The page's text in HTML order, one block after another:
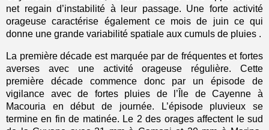
net regain d’instabilité à leur passage. Une forte activité
orageuse caractérise également ce mois de juin ce qui
donne une grande variabilité spatiale aux cumuls de pluies .
La première décade est marquée par de fréquentes et fortes
averses avec une activité orageuse régulière. Cette
première décade commence donc par un épisode de
vigilance avec de fortes pluies de l’Île de Cayenne à
Macouria en début de journée. L’épisode pluvieux se
termine en fin de matinée. Le 2 des orages affectent le sud